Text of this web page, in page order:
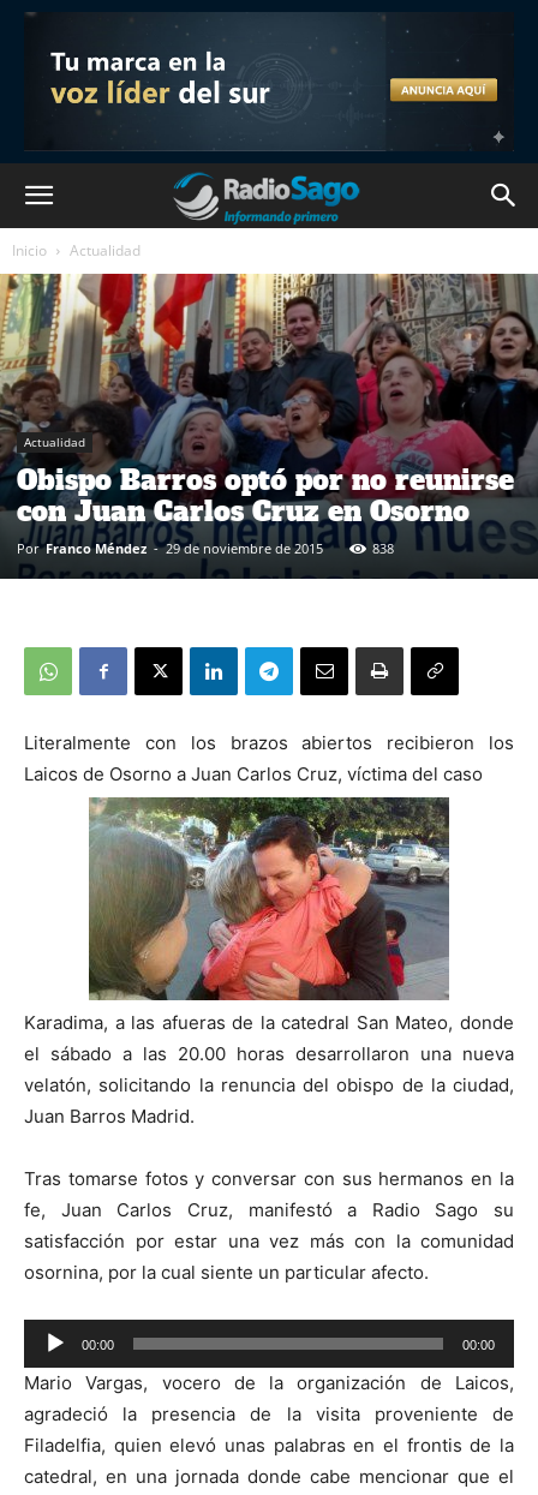
Inicio Actualidad
Actualidad
Obispo Barros optó por no reunirse
con Juan Carlos Cruz en Osorno
Por Franco Méndez - 29 de noviembre de 2015 838
Literalmente con los brazos abiertos recibieron los
Laicos de Osorno a Juan Carlos Cruz, víctima del caso
Karadima, a las afueras de la catedral San Mateo, donde
el sábado a las 20.00 horas desarrollaron una nueva
velatón, solicitando la renuncia del obispo de la ciudad,
Juan Barros Madrid.
Tras tomarse fotos y conversar con sus hermanos en la
fe, Juan Carlos Cruz, manifestó a Radio Sago su
satisfacción por estar una vez más con la comunidad
osornina, por la cual siente un particular afecto.
Reproductor
de
audio
00:00 00:00
Mario Vargas, vocero de la organización de Laicos,
agradeció la presencia de la visita proveniente de
Filadelfia, quien elevó unas palabras en el frontis de la
catedral, en una jornada donde cabe mencionar que el